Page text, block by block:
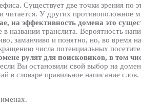
Существует две точки зрения по
читается. У других противоположное
на эффективность домена это
в названии транслита. Вероятность
заманчиво и понятно, но, во время
числа потенциальных
рулят для поисковиков, в том
Вы остановили свой выбор на
в словаре правильное написание слов.